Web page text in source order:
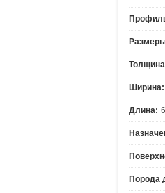
Ширина:
Длина:
Порода